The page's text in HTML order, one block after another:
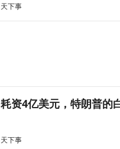
天下事
耗资4亿美元，特朗普的
天下事